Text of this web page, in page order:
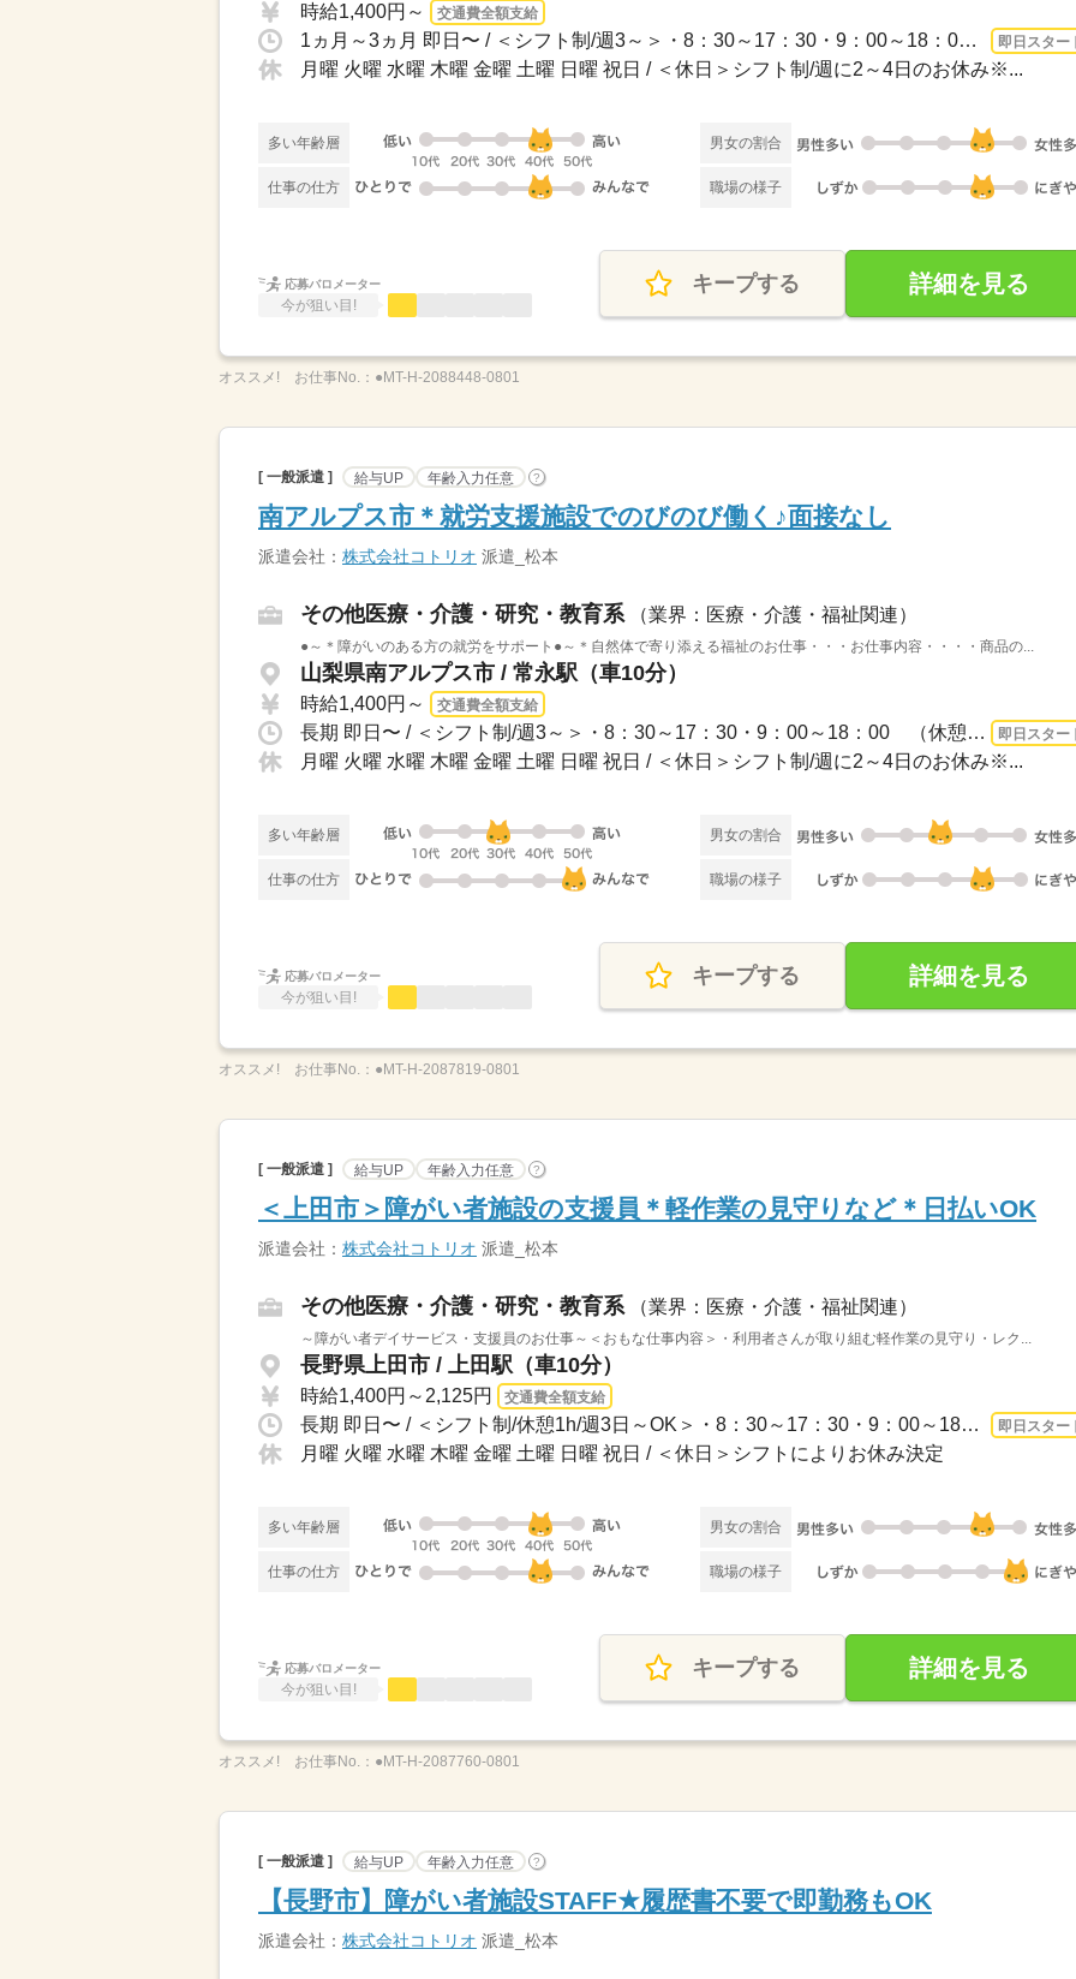
時給1,400円～ 交通費全額支給
1ヵ月～3ヵ月 即日〜 / ＜シフト制/週3～＞・8：30～17：30・9：00～18：00 （休憩1h... 即日スター
月曜 火曜 水曜 木曜 金曜 土曜 日曜 祝日 / ＜休日＞シフト制/週に2～4日のお休み※...
多い年齢層 男女の割合
仕事の仕方 職場の様子
応募バロメーター
今が狙い目!
キープする 詳細を見る
オススメ! お仕事No.： ●MT-H-2088448-0801
[ 一般派遣 ] 給与UP 年齢入力任意 ?
南アルプス市＊就労支援施設でのびのび働く♪面接なし
派遣会社： 株式会社コトリオ 派遣_松本
その他医療・介護・研究・教育系 （業界：医療・介護・福祉関連）
●～＊障がいのある方の就労をサポート●～＊自然体で寄り添える福祉のお仕事・・・お仕事内容・・・・商品の...
山梨県南アルプス市 / 常永駅（車10分）
時給1,400円～ 交通費全額支給
長期 即日〜 / ＜シフト制/週3～＞・8：30～17：30・9：00～18：00 （休憩1h、残業な... 即日スター
月曜 火曜 水曜 木曜 金曜 土曜 日曜 祝日 / ＜休日＞シフト制/週に2～4日のお休み※...
多い年齢層 男女の割合
仕事の仕方 職場の様子
応募バロメーター
今が狙い目!
キープする 詳細を見る
オススメ! お仕事No.： ●MT-H-2087819-0801
[ 一般派遣 ] 給与UP 年齢入力任意 ?
＜上田市＞障がい者施設の支援員＊軽作業の見守りなど＊日払いOK
派遣会社： 株式会社コトリオ 派遣_松本
その他医療・介護・研究・教育系 （業界：医療・介護・福祉関連）
～障がい者デイサービス・支援員のお仕事～＜おもな仕事内容＞・利用者さんが取り組む軽作業の見守り・レク...
長野県上田市 / 上田駅（車10分）
時給1,400円～2,125円 交通費全額支給
長期 即日〜 / ＜シフト制/休憩1h/週3日～OK＞・8：30～17：30・9：00～18：00・10：0... 即日スター
月曜 火曜 水曜 木曜 金曜 土曜 日曜 祝日 / ＜休日＞シフトによりお休み決定
多い年齢層 男女の割合
仕事の仕方 職場の様子
応募バロメーター
今が狙い目!
キープする 詳細を見る
オススメ! お仕事No.： ●MT-H-2087760-0801
[ 一般派遣 ] 給与UP 年齢入力任意 ?
【長野市】障がい者施設STAFF★履歴書不要で即勤務もOK
派遣会社： 株式会社コトリオ 派遣_松本